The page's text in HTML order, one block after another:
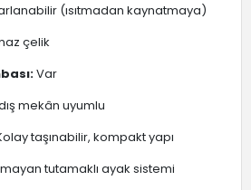
(ısıtmadan kaynatmaya)
çelik
Var
mekân uyumlu
taşınabilir, kompakt yapı
tutamaklı ayak sistemi